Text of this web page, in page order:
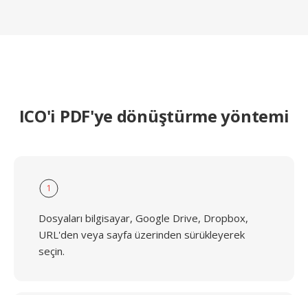
ICO'i PDF'ye dönüştürme yöntemi
1
Dosyaları bilgisayar, Google Drive, Dropbox,
URL'den veya sayfa üzerinden sürükleyerek
seçin.